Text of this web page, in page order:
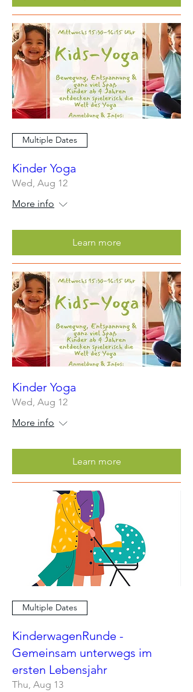
Multiple Dates
Kinder Yoga
Wed, Aug 12
More info
Learn more
Kinder Yoga
Wed, Aug 12
More info
Learn more
Multiple Dates
KinderwagenRunde -
Gemeinsam unterwegs im
ersten Lebensjahr
Thu, Aug 13